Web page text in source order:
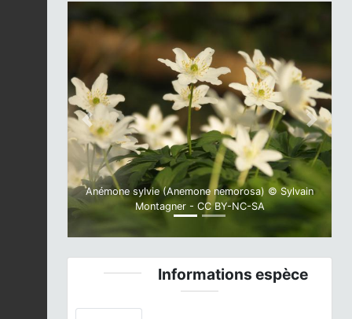
Anémone sylvie (Anemone nemorosa) © Sylvain
Montagner - CC BY-NC-SA
Previous Next
Informations espèce